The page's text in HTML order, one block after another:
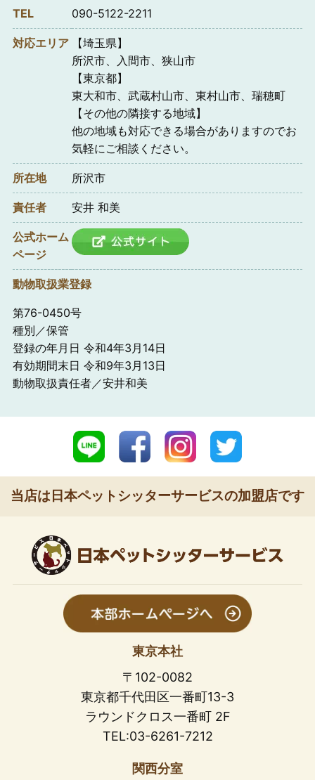
TEL 090-5122-2211
対応エリア
【埼玉県】
所沢市、入間市、狭山市
【東京都】
東大和市、武蔵村山市、東村山市、瑞穂町
【その他の隣接する地域】
他の地域も対応できる場合がありますのでお
気軽にご相談ください。
所在地 所沢市
責任者 安井 和美
公式ホーム
ページ
動物取扱業登録
第76-0450号
種別／保管
登録の年月日 令和4年3月14日
有効期間末日 令和9年3月13日
動物取扱責任者／安井和美
当店は日本ペットシッターサービスの加盟店です
東京本社
〒102-0082
東京都千代田区一番町13-3
ラウンドクロス一番町 2F
TEL:03-6261-7212
関西分室